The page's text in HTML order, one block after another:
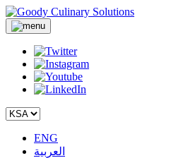
ENG
العربية